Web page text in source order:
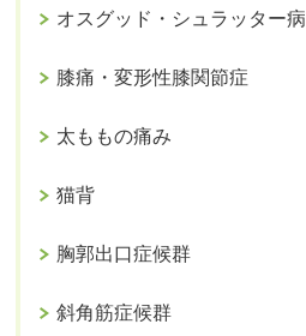
オスグッド・シュラッター病
膝痛・変形性膝関節症
太ももの痛み
猫背
胸郭出口症候群
斜角筋症候群